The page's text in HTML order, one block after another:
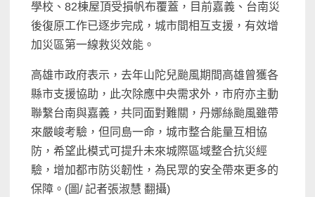
學校、82棟屋頂受損帆布覆蓋，目前嘉義、台南災
後復原工作已逐步完成，城市間相互支援，有效增
加災區第一線救災效能。
高雄巿政府表示，去年山陀兒颱風期間高雄曾獲各
縣市支援協助，此次除應中央需求外，市府亦主動
聯繫台南與嘉義，共同面對難關，丹娜絲颱風雖帶
來嚴峻考驗，但同島一命，城市整合能量互相協
防，希望此模式可提升未來城際區域整合抗災經
驗，增加都市防災韌性，為民眾的安全帶來更多的
保障。(圖/ 記者張淑慧 翻攝)